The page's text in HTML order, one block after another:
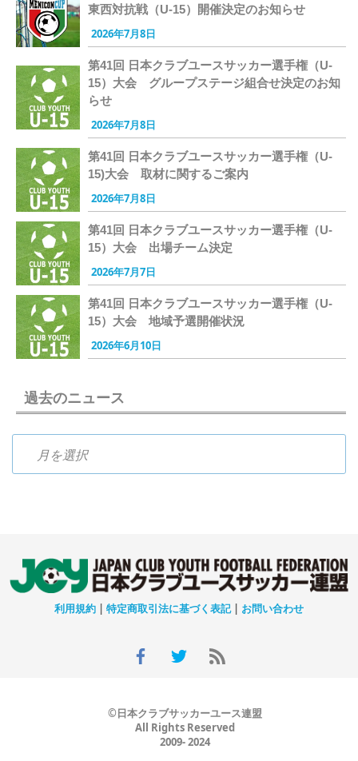
東西対抗戦（U-15）開催決定のお知らせ
2026年7月8日
第41回 日本クラブユースサッカー選手権（U-
15）大会 グループステージ組合せ決定のお知
らせ
2026年7月8日
第41回 日本クラブユースサッカー選手権（U-
15)大会 取材に関するご案内
2026年7月8日
第41回 日本クラブユースサッカー選手権（U-
15）大会 出場チーム決定
2026年7月7日
第41回 日本クラブユースサッカー選手権（U-
15）大会 地域予選開催状況
2026年6月10日
過去のニュース
利用規約 | 特定商取引法に基づく表記| お問い合わせ
©日本クラブサッカーユース連盟
All Rights Reserved
2009- 2024